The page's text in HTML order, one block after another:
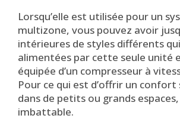
Lorsqu’elle est utilisée pour un
multizone, vous pouvez avoir
intérieures de styles différents
alimentées par cette seule unité
équipée d’un compresseur à
Pour ce qui est d’offrir un confort
dans de petits ou grands
imbattable.